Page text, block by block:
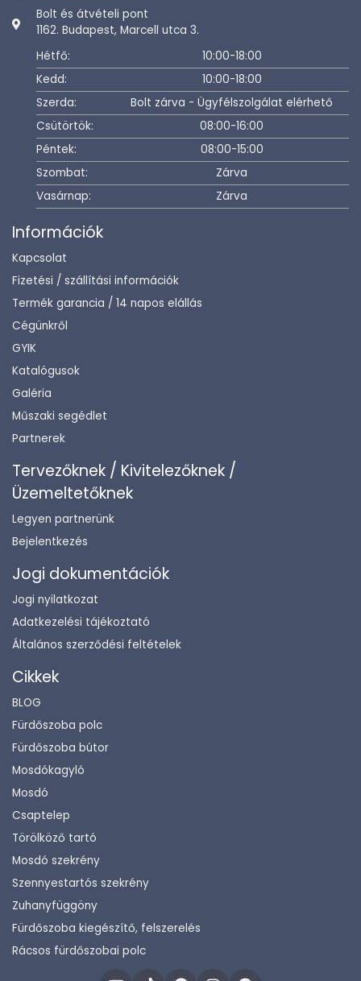
Bolt és átvételi pont
1162. Budapest, Marcell utca 3.
Hétfő:
10:00-18:00
Kedd:
10:00-18:00
Szerda:
Bolt zárva - Ügyfélszolgálat elérhető
Csütörtök:
08:00-16:00
Péntek:
08:00-15:00
Szombat:
Zárva
Vasárnap:
Zárva
Információk
Kapcsolat
Fizetési / szállítási információk
Termék garancia / 14 napos elállás
Cégünkről
GYIK
Katalógusok
Galéria
Műszaki segédlet
Partnerek
Tervezőknek / Kivitelezőknek /
Üzemeltetőknek
Legyen partnerünk
Bejelentkezés
Jogi dokumentációk
Jogi nyilatkozat
Adatkezelési tájékoztató
Általános szerződési feltételek
Cikkek
BLOG
Fürdőszoba polc
Fürdőszoba bútor
Mosdókagyló
Mosdó
Csaptelep
Törölköző tartó
Mosdó szekrény
Szennyestartós szekrény
Zuhanyfüggöny
Fürdőszoba kiegészítő, felszerelés
Rácsos fürdőszobai polc